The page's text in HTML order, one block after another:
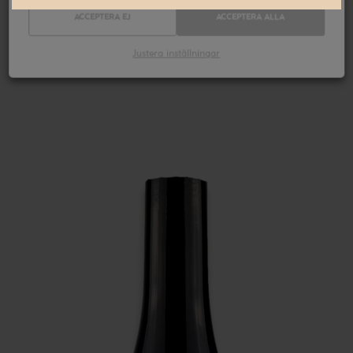
ACCEPTERA EJ ACCEPTERA ALLA
Justera inställningar